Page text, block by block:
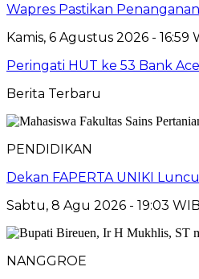
Wapres Pastikan
Kamis, 6 Agustus 2026 - 16:59
Peringati HUT ke 53 Bank
Berita Terbaru
PENDIDIKAN
Dekan FAPERTA UNIKI
Sabtu, 8 Agu 2026 - 19:03 WIB
NANGGROE